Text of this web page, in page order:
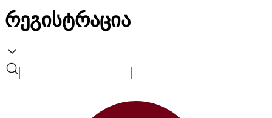
რეგისტრაცია